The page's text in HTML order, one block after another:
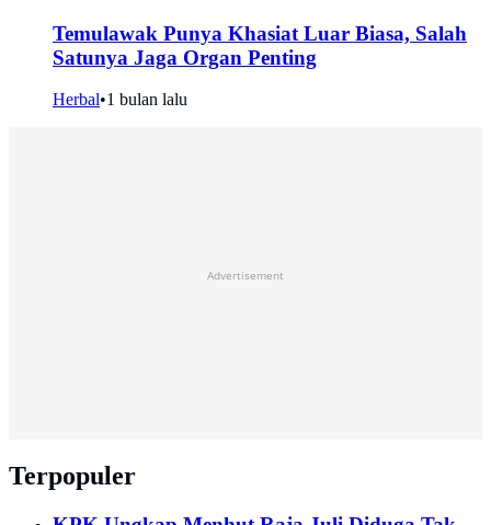
Temulawak Punya Khasiat Luar Biasa, Salah
Satunya Jaga Organ Penting
Herbal•1 bulan lalu
Advertisement
Terpopuler